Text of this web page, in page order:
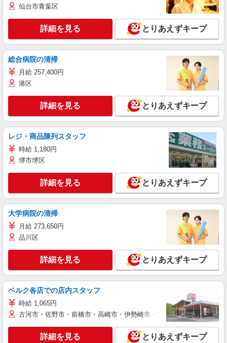
仙台市青葉区
詳細を見る とりあえずキープ
総合病院の清掃
月給 257,400円
港区
詳細を見る とりあえずキープ
レジ・商品陳列スタッフ
時給 1,180円
堺市堺区
詳細を見る とりあえずキープ
大学病院の清掃
月給 273,650円
品川区
詳細を見る とりあえずキープ
ベルク各店での店内スタッフ
時給 1,065円
古河市・佐野市・前橋市・高崎市・伊勢崎市・太田市・館林市・藤
詳細を見る とりあえずキープ